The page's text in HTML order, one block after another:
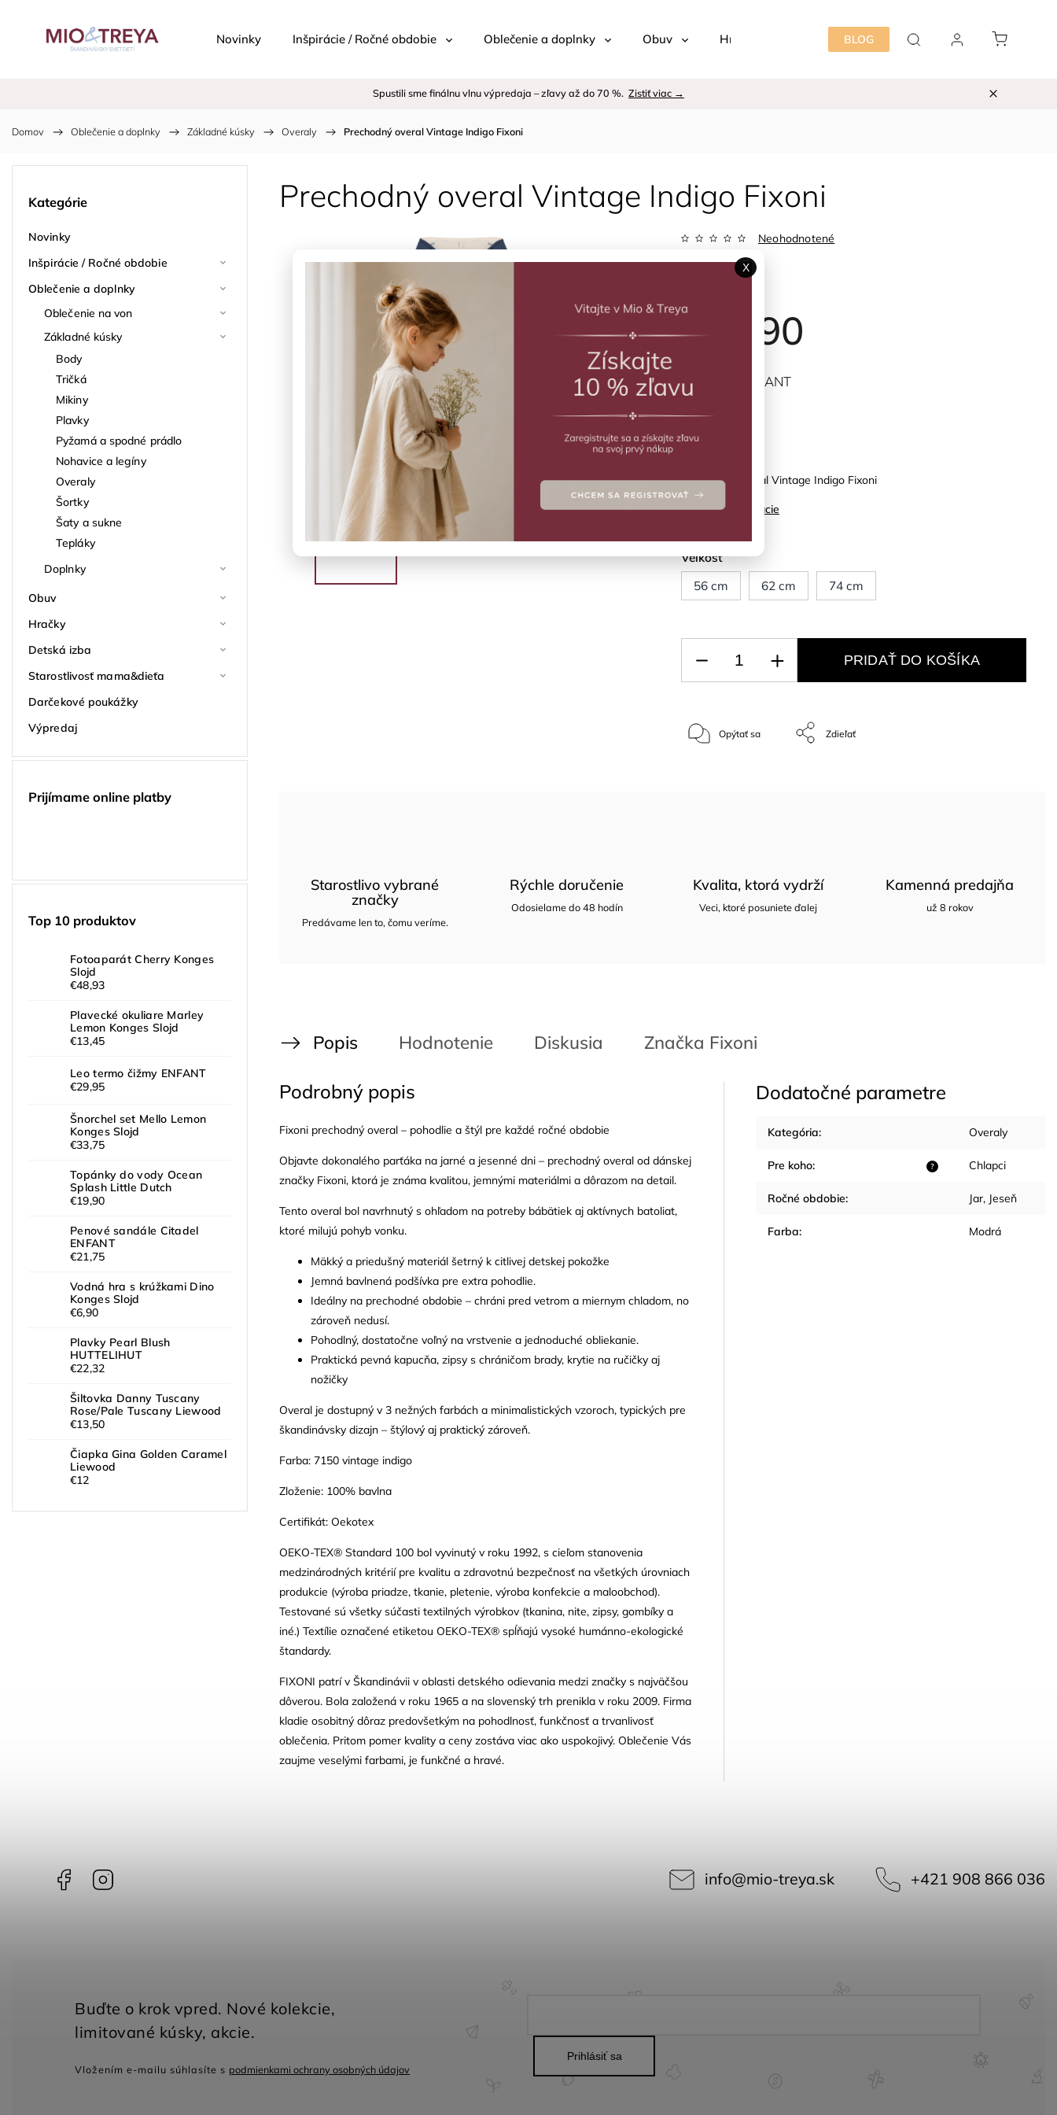
BLOG
Novinky Inšpirácie / Ročné obdobie Oblečenie a doplnky Obuv Hračky Detská izba Starostlivosť
Spustili sme finálnu vlnu výpredaja – zľavy až do 70 %. Zistiť viac →
Domov / Oblečenie a doplnky / Základné kúsky / Overaly / Prechodný overal Vintage Indigo Fixoni
Kategórie
Novinky
Inšpirácie / Ročné obdobie
Oblečenie a doplnky
Oblečenie na von
Základné kúsky
Body
Tričká
Mikiny
Plavky
Pyžamá a spodné prádlo
Nohavice a legíny
Overaly
Šortky
Šaty a sukne
Tepláky
Doplnky
Obuv
Hračky
Detská izba
Starostlivosť mama&dieťa
Darčekové poukážky
Výpredaj
Prijímame online platby
Top 10 produktov
Fotoaparát Cherry Konges
Slojd
€48,93
Plavecké okuliare Marley
Lemon Konges Slojd
€13,45
Leo termo čižmy ENFANT
€29,95
Šnorchel set Mello Lemon
Konges Slojd
€33,75
Topánky do vody Ocean
Splash Little Dutch
€19,90
Penové sandále Citadel
ENFANT
€21,75
Vodná hra s krúžkami Dino
Konges Slojd
€6,90
Plavky Pearl Blush
HUTTELIHUT
€22,32
Šiltovka Danny Tuscany
Rose/Pale Tuscany Liewood
€13,50
Čiapka Gina Golden Caramel
Liewood
€12
Prechodný overal Vintage Indigo Fixoni
Neohodnotené
€64,90
Kód: Zvoľte variant
Prechodný overal Vintage Indigo Fixoni
Detailné informácie
Veľkosť
56 cm
62 cm 74 cm
ZVOĽTE VARIANT
PRIDAŤ DO KOŠÍKA
Opýtať sa Zdieľať
Starostlivo vybrané
značky
Predávame len to, čomu veríme.
Rýchle doručenie
Odosielame do 48 hodín
Kvalita, ktorá vydrží
Veci, ktoré posuniete ďalej
Kamenná predajňa
už 8 rokov
Popis Hodnotenie Diskusia Značka Fixoni
Podrobný popis
Fixoni prechodný overal – pohodlie a štýl pre každé ročné obdobie
Objavte dokonalého parťáka na jarné a jesenné dni – prechodný overal od dánskej
značky Fixoni, ktorá je známa kvalitou, jemnými materiálmi a dôrazom na detail.
Tento overal bol navrhnutý s ohľadom na potreby bábätiek aj aktívnych batoliat,
ktoré milujú pohyb vonku.
Mäkký a priedušný materiál šetrný k citlivej detskej pokožke
Jemná bavlnená podšívka pre extra pohodlie.
Ideálny na prechodné obdobie – chráni pred vetrom a miernym chladom, no
zároveň nedusí.
Pohodlný, dostatočne voľný na vrstvenie a jednoduché obliekanie.
Praktická pevná kapucňa, zipsy s chráničom brady, krytie na ručičky aj
nožičky
Overal je dostupný v 3 nežných farbách a minimalistických vzoroch, typických pre
škandinávsky dizajn – štýlový aj praktický zároveň.
Farba: 7150 vintage indigo
Zloženie: 100% bavlna
Certifikát: Oekotex
OEKO-TEX® Standard 100 bol vyvinutý v roku 1992, s cieľom stanovenia
medzinárodných kritérií pre kvalitu a zdravotnú bezpečnosť na všetkých úrovniach
produkcie (výroba priadze, tkanie, pletenie, výroba konfekcie a maloobchod).
Testované sú všetky súčasti textilných výrobkov (tkanina, nite, zipsy, gombíky a
iné.) Textílie označené etiketou OEKO-TEX® spĺňajú vysoké humánno-ekologické
štandardy.
FIXONI patrí v Škandinávii v oblasti detského odievania medzi značky s najväčšou
dôverou. Bola založená v roku 1965 a na slovenský trh prenikla v roku 2009. Firma
kladie osobitný dôraz predovšetkým na pohodlnosť, funkčnosť a trvanlivosť
oblečenia. Pritom pomer kvality a ceny zostáva viac ako uspokojivý. Oblečenie Vás
zaujme veselými farbami, je funkčné a hravé.
Dodatočné parametre
Kategória: Overaly
?
Pre koho: Chlapci
Ročné obdobie: Jar, Jeseň
Farba: Modrá
Facebook info@mio-treya.sk +421 908 866 036
Vložením e-mailu súhlasíte s podmienkami ochrany osobných údajov
Prihlásiť sa
X